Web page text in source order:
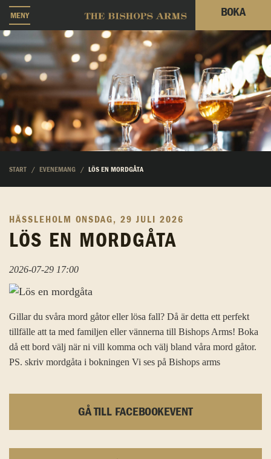
MENY BOKA
START EVENEMANG LÖS EN MORDGÅTA
HÄSSLEHOLM ONSDAG, 29 JULI 2026
LÖS EN MORDGÅTA
2026-07-29 17:00
Gillar du svåra mord gåtor eller lösa fall? Då är detta ett perfekt
tillfälle att ta med familjen eller vännerna till Bishops Arms! Boka
då ett bord välj när ni vill komma och välj bland våra mord gåtor.
PS. skriv mordgåta i bokningen Vi ses på Bishops arms
GÅ TILL FACEBOOKEVENT